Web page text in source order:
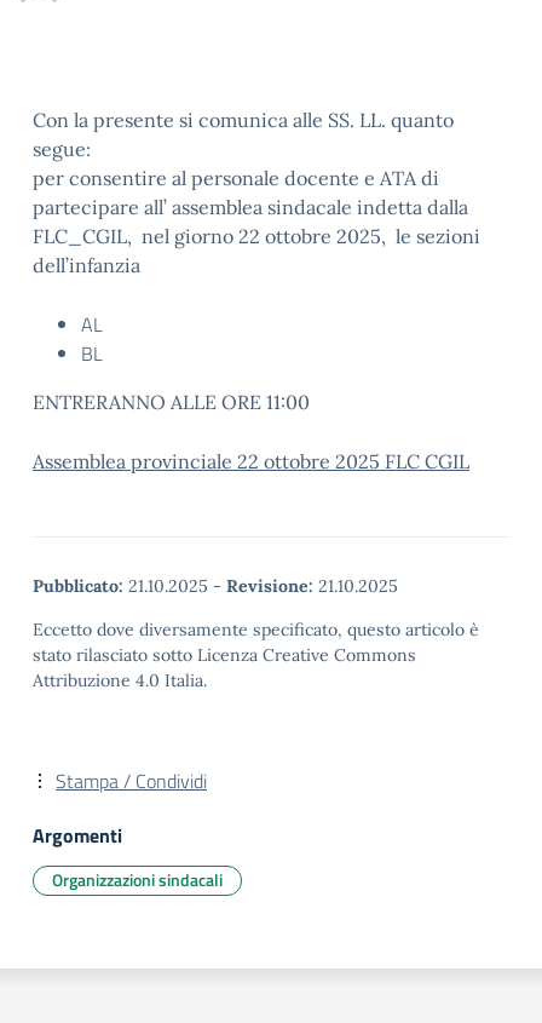
Con la presente si comunica alle SS. LL. quanto
segue:
per consentire al personale docente e ATA di
partecipare all’ assemblea sindacale indetta dalla
FLC_CGIL, nel giorno 22 ottobre 2025, le sezioni
dell’infanzia
AL
BL
ENTRERANNO ALLE ORE 11:00
Assemblea provinciale 22 ottobre 2025 FLC CGIL
Pubblicato: 21.10.2025 - Revisione: 21.10.2025
Eccetto dove diversamente specificato, questo articolo è
stato rilasciato sotto Licenza Creative Commons
Attribuzione 4.0 Italia.
Stampa / Condividi
Argomenti
Organizzazioni sindacali